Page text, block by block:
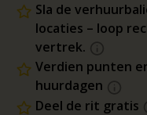
Sla de
locaties – loop
vertrek.
Verdien punten
huurdagen
Deel de rit gratis